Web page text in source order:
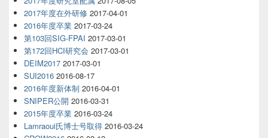
2017年度在外研修 2017-04-01
2016年度卒業 2017-03-24
第103回SIG-FPAI 2017-03-01
第172回HCI研究会 2017-03-01
DEIM2017 2017-03-01
SUI2016 2016-08-17
2016年度新体制 2016-04-01
SNIPER公開 2016-03-31
2015年度卒業 2016-03-24
Lamraoui氏博士号取得 2016-03-24